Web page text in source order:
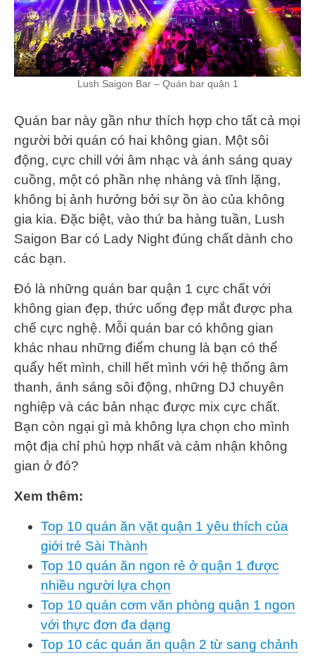
Lush Saigon Bar – Quán bar quận 1
Quán bar này gần như thích hợp cho tất cả mọi
người bởi quán có hai không gian. Một sôi
động, cực chill với âm nhạc và ánh sáng quay
cuồng, một có phần nhẹ nhàng và tĩnh lặng,
không bị ảnh hưởng bởi sự ồn ào của không
gia kia. Đặc biệt, vào thứ ba hàng tuần, Lush
Saigon Bar có Lady Night đúng chất dành cho
các bạn.
Đó là những quán bar quận 1 cực chất với
không gian đẹp, thức uống đẹp mắt được pha
chế cực nghệ. Mỗi quán bar có không gian
khác nhau những điểm chung là bạn có thể
quẩy hết mình, chill hết mình với hệ thống âm
thanh, ánh sáng sôi động, những DJ chuyên
nghiệp và các bản nhạc được mix cực chất.
Bạn còn ngại gì mà không lựa chọn cho mình
một địa chỉ phù hợp nhất và cảm nhận không
gian ở đó?
Xem thêm:
Top 10 quán ăn vặt quận 1 yêu thích của
giới trẻ Sài Thành
Top 10 quán ăn ngon rẻ ở quận 1 được
nhiều người lựa chọn
Top 10 quán cơm văn phòng quận 1 ngon
với thực đơn đa dạng
Top 10 các quán ăn quận 2 từ sang chảnh